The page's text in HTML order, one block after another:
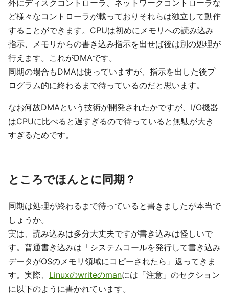
外にディスクコントローラ、ネットワークコントローラな
ど様々なコントローラが載っておりそれらは独立して動作
することができます。CPUは初めにメモリへの読み込み
指示、メモリからの書き込み指示を出せば後は別の処理が
行えます。これがDMAです。
同期の場合もDMAは使っていますが、指示を出した後プ
ログラム的に終わるまで待っているのだと思います。
なお何故DMAという技術が開発されたかですが、I/O機器
はCPUに比べると遅すぎるので待っていると無駄が大き
すぎるためです。
ところでほんとに同期？
同期は処理が終わるまで待っていると書きましたが本当で
しょうか。
実は、読み込みは多分大丈夫ですが書き込みは怪しいで
す。普通書き込みは「システムコールを発行して書き込み
データがOSのメモリ領域にコピーされたら」返ってきま
す。実際、 Linuxのwriteのmanには「注意」のセクション
に以下のように書かれています。